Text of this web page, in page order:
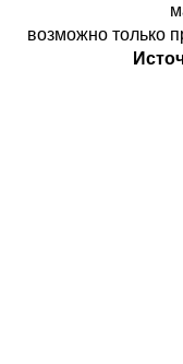
возможно только